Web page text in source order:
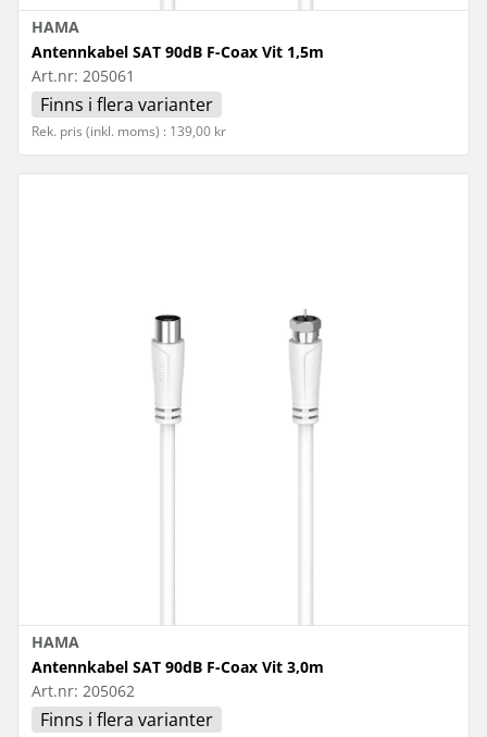
HAMA
Antennkabel SAT 90dB F-Coax Vit 1,5m
Art.nr: 205061
Finns i flera varianter
Rek. pris (inkl. moms) : 139,00 kr
HAMA
Antennkabel SAT 90dB F-Coax Vit 3,0m
Art.nr: 205062
Finns i flera varianter